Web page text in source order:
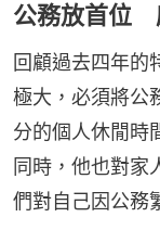
公務放首位
回顧過去四年的
極大，必須將公
分的個人休閒時
同時，他也對家
們對自己因公務